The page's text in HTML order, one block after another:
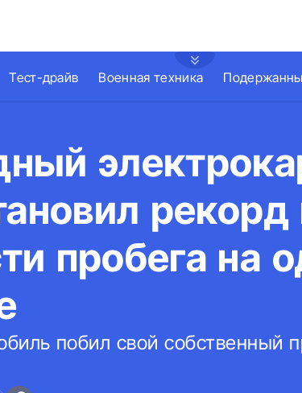
Тест-драйв Военная техника
рекорд
пробега на
побил свой собственный